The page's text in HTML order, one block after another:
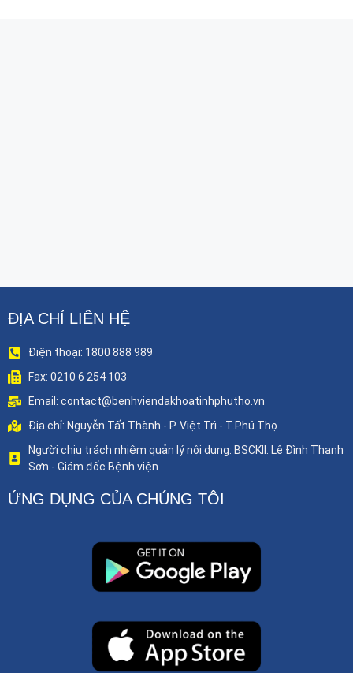
ĐỊA CHỈ LIÊN HỆ
Điện thoại: 1800 888 989
Fax: 0210 6 254 103
Email: contact@benhviendakhoatinhphutho.vn
Địa chỉ: Nguyễn Tất Thành - P. Việt Trì - T.Phú Thọ
Người chịu trách nhiệm quản lý nội dung: BSCKII. Lê Đình Thanh
Sơn - Giám đốc Bệnh viện
ỨNG DỤNG CỦA CHÚNG TÔI